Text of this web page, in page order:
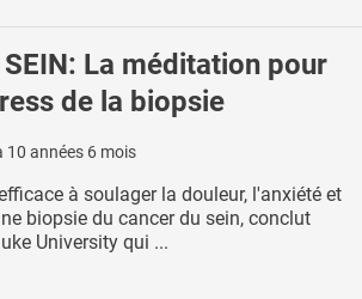
SEIN: La méditation pour
de la biopsie
10 années 6 mois
à soulager la douleur, l'anxiété et
biopsie du cancer du sein, conclut
University qui ...